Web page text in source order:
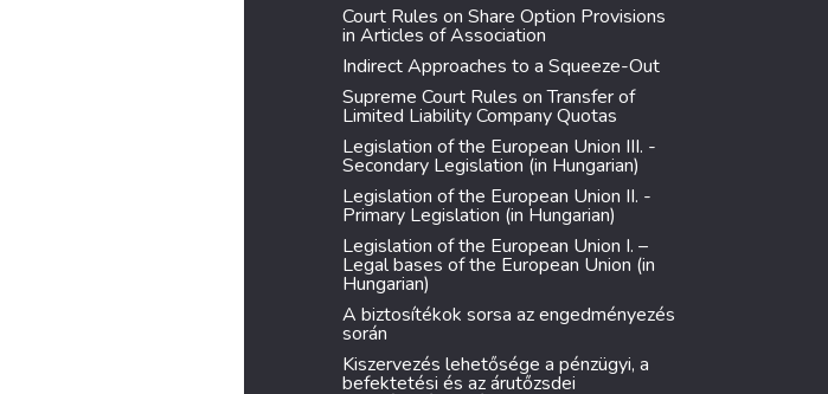
Court Rules on Share Option Provisions
in Articles of Association
Indirect Approaches to a Squeeze-Out
Supreme Court Rules on Transfer of
Limited Liability Company Quotas
Legislation of the European Union III. -
Secondary Legislation (in Hungarian)
Legislation of the European Union II. -
Primary Legislation (in Hungarian)
Legislation of the European Union I. –
Legal bases of the European Union (in
Hungarian)
A biztosítékok sorsa az engedményezés
során
Kiszervezés lehetősége a pénzügyi, a
befektetési és az árutőzsdei